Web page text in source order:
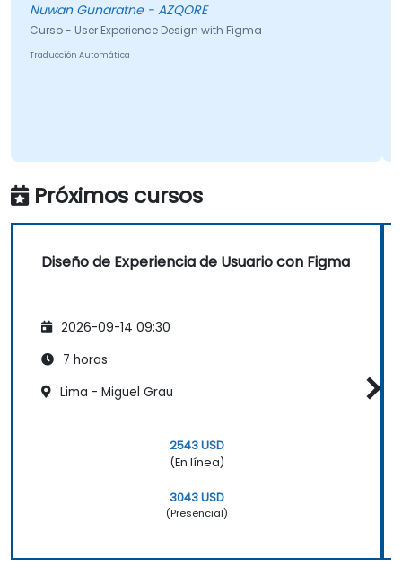
Nuwan Gunaratne - AZQORE
Curso - User Experience Design with Figma
Traducción Automática
Próximos cursos
Diseño de Experiencia de Usuario con Figma
2026-09-14 09:30
7 horas
Lima - Miguel Grau
2543 USD
(En línea)
3043 USD
(Presencial)